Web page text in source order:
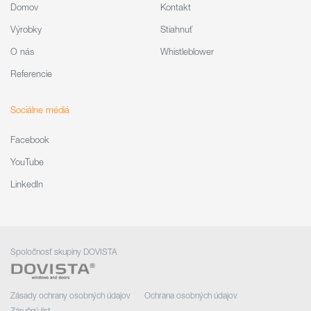
Domov
Výrobky
O nás
Referencie
Kontakt
Stiahnuť
Whistleblower
Sociálne médiá
Facebook
YouTube
LinkedIn
Spoločnosť skupiny DOVISTA
Zásady ochrany osobných údajov
Ochrana osobných údajov